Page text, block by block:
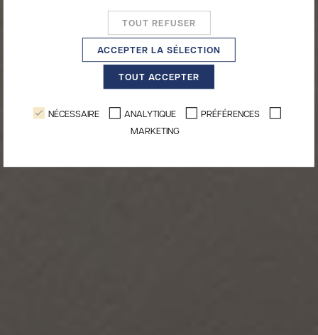
TOUT REFUSER
ACCEPTER LA SÉLECTION
TOUT ACCEPTER
NÉCESSAIRE ANALYTIQUE
PRÉFÉRENCES
MARKETING